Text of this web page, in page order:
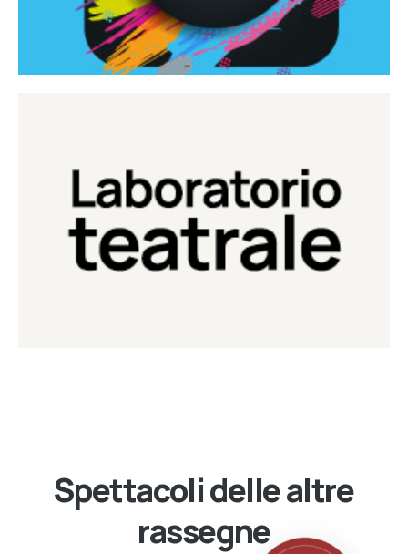
Laboratorio Teatrale
Laboratorio di teatro del Teatro Eduardo de Filippo
Continua
Spettacoli delle altre
rassegne